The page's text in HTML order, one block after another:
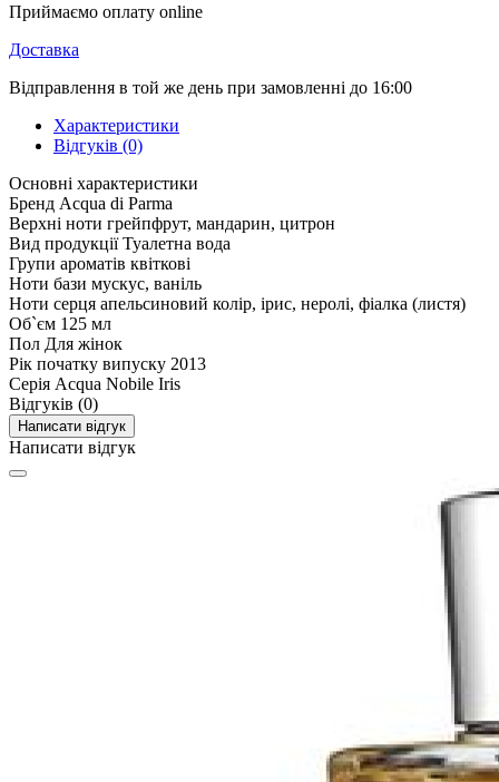
Приймаємо оплату online
Доставка
Відправлення в той же день при замовленні до 16:00
Характеристики
Відгуків (0)
Основні характеристики
Бренд Acqua di Parma
Верхні ноти грейпфрут, мандарин, цитрон
Вид продукції Туалетна вода
Групи ароматів квіткові
Ноти бази мускус, ваніль
Ноти серця апельсиновий колір, ірис, неролі, фіалка (листя)
Об`єм 125 мл
Пол Для жінок
Рік початку випуску 2013
Серія Acqua Nobile Iris
Відгуків (0)
Написати відгук
Написати відгук